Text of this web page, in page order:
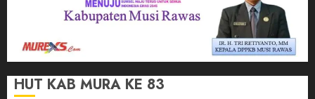
HUT KAB MURA KE 83